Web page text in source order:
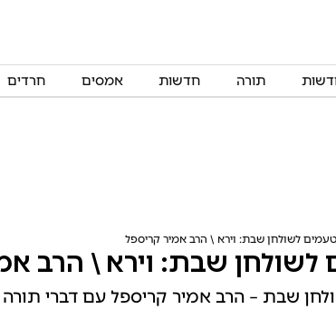
תורה חדשות אמסים חרדים
לשולחן שבת: וירא \ הרב אמיר קריספל
שבת: וירא \ הרב
שבת – הרב אמיר קריספל עם דברי